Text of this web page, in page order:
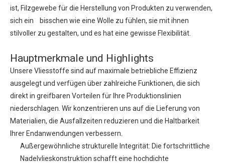
ist, Filzgewebe für die Herstellung von Produkten zu verwenden,
sich ein bisschen wie eine Wolle zu fühlen, sie mit ihnen
stilvoller zu gestalten, und es hat eine gewisse Flexibilität.
Hauptmerkmale und Highlights
Unsere Vliesstoffe sind auf maximale betriebliche Effizienz
ausgelegt und verfügen über zahlreiche Funktionen, die sich
direkt in greifbaren Vorteilen für Ihre Produktionslinien
niederschlagen. Wir konzentrieren uns auf die Lieferung von
Materialien, die Ausfallzeiten reduzieren und die Haltbarkeit
Ihrer Endanwendungen verbessern.
Außergewöhnliche strukturelle Integrität: Die fortschrittliche
Nadelvlieskonstruktion schafft eine hochdichte